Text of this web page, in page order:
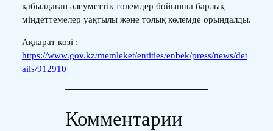
қабылдаған әлеуметтік төлемдер бойынша барлық
міндеттемелер уақтылы және толық көлемде орындалды.
Ақпарат көзі :
https://www.gov.kz/memleket/entities/enbek/press/news/det
ails/912910
Комментарии